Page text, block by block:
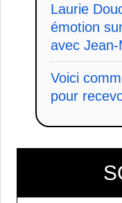
Laurie
émotion
avec
Voici
pour